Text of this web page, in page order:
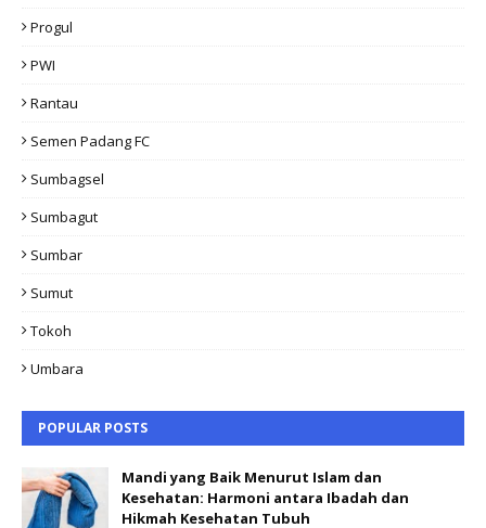
Progul
PWI
Rantau
Semen Padang FC
Sumbagsel
Sumbagut
Sumbar
Sumut
Tokoh
Umbara
POPULAR POSTS
Mandi yang Baik Menurut Islam dan
Kesehatan: Harmoni antara Ibadah dan
Hikmah Kesehatan Tubuh